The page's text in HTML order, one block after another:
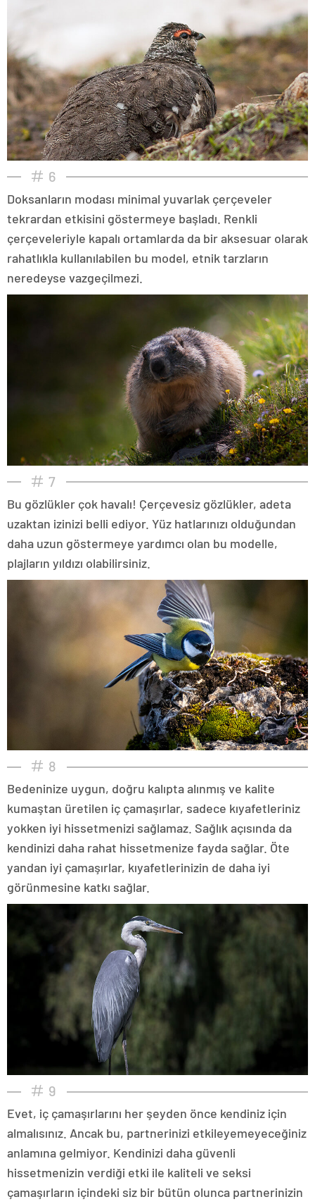
6
Doksanların modası minimal yuvarlak çerçeveler
tekrardan etkisini göstermeye başladı. Renkli
çerçeveleriyle kapalı ortamlarda da bir aksesuar olarak
rahatlıkla kullanılabilen bu model, etnik tarzların
neredeyse vazgeçilmezi.
7
Bu gözlükler çok havalı! Çerçevesiz gözlükler, adeta
uzaktan izinizi belli ediyor. Yüz hatlarınızı olduğundan
daha uzun göstermeye yardımcı olan bu modelle,
plajların yıldızı olabilirsiniz.
8
Bedeninize uygun, doğru kalıpta alınmış ve kalite
kumaştan üretilen iç çamaşırlar, sadece kıyafetleriniz
yokken iyi hissetmenizi sağlamaz. Sağlık açısında da
kendinizi daha rahat hissetmenize fayda sağlar. Öte
yandan iyi çamaşırlar, kıyafetlerinizin de daha iyi
görünmesine katkı sağlar.
9
Evet, iç çamaşırlarını her şeyden önce kendiniz için
almalısınız. Ancak bu, partnerinizi etkileyemeyeceğiniz
anlamına gelmiyor. Kendinizi daha güvenli
hissetmenizin verdiği etki ile kaliteli ve seksi
çamaşırların içindeki siz bir bütün olunca partnerinizin